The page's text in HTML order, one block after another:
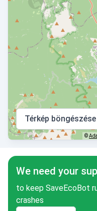
Térkép böngészése
©
We need your
to keep SaveEcoBot
crashes